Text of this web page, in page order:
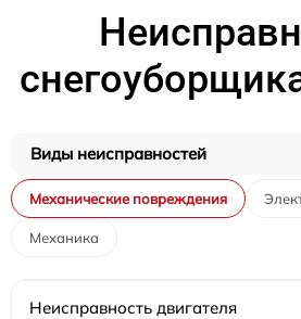
Виды неисправностей
Механические повреждения
Механика
Неисправность двигателя